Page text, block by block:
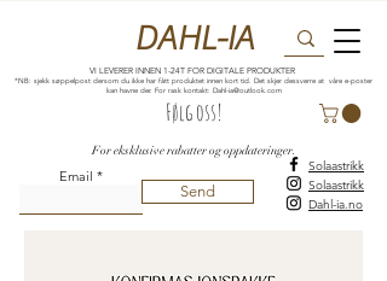
VI LEVERER INNEN 1-24T FOR DIGITALE PRODUKTER
*NB: sjekk søppelpost dersom du ikke har fått produktet innen kort tid. Det skjer dessverre at våre e-poster
kan havne der. For rask kontakt: Dahl-ia@outlook.com
DAHL-IA
For eksklusive rabatter og oppdateringer.
Følg oss!
Email
Send
Solaastrikk
Solaastrikk
Dahl-ia.no